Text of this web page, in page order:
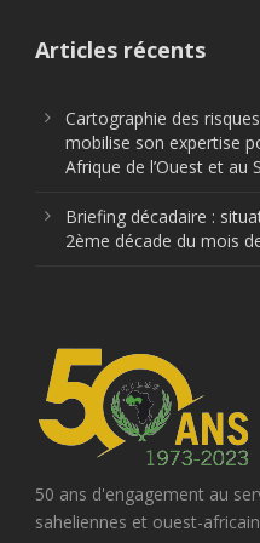
Articles récents
Cartographie des
mobilise son expertise
Afrique de l’Ouest et au
Briefing décadaire :
2ème décade du mois
50 ans d'engagement au
saheliennes et ouest-